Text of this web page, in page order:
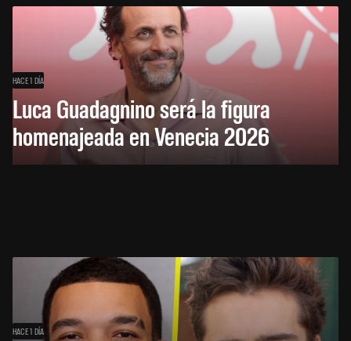
HACE 1 DÍA
Luca Guadagnino será la figura
homenajeada en Venecia 2026
HACE 1 DÍA